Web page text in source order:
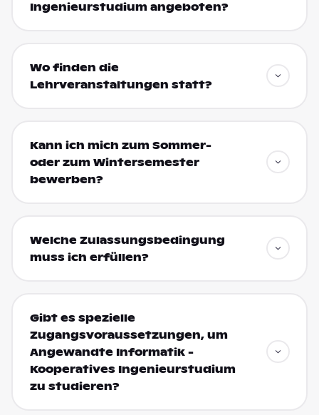
Ingenieurstudium angeboten?
Wo finden die
Lehrveranstaltungen statt?
Kann ich mich zum Sommer-
oder zum Wintersemester
bewerben?
Welche Zulassungsbedingung
muss ich erfüllen?
Gibt es spezielle
Zugangsvoraussetzungen, um
Angewandte Informatik -
Kooperatives Ingenieurstudium
zu studieren?